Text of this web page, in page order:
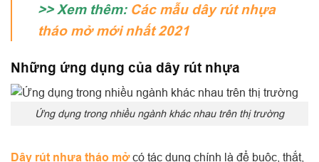
>> Xem thêm: Các mẫu dây rút nhựa
tháo mở mới nhất 2021
Những ứng dụng của dây rút nhựa
Ứng dụng trong nhiều ngành khác nhau trên thị trường
Dây rút nhựa tháo mởcó tác dụng chính là để buộc, thắt,